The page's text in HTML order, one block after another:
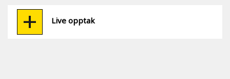
Live opptak